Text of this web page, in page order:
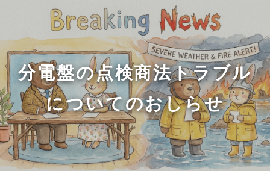
分電盤の点検商法トラブル
についてのおしらせ